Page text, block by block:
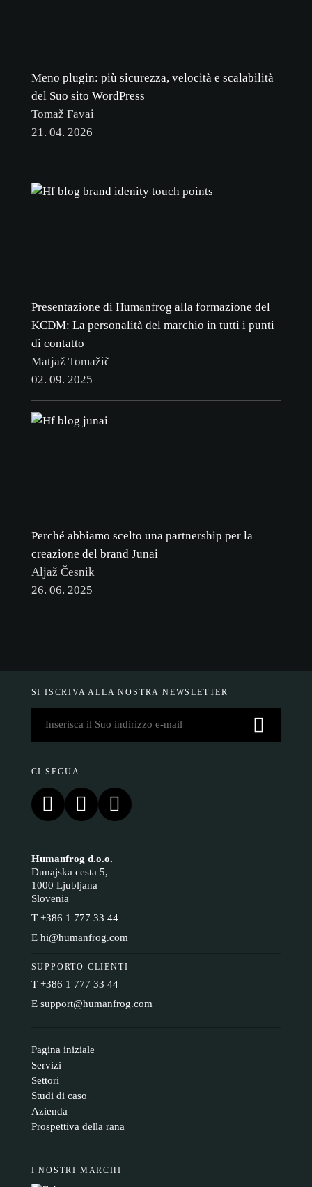
Meno plugin: più sicurezza, velocità e scalabilità
del Suo sito WordPress
Tomaž Favai
21. 04. 2026
Presentazione di Humanfrog alla formazione del
KCDM: La personalità del marchio in tutti i punti
di contatto
Matjaž Tomažič
02. 09. 2025
Perché abbiamo scelto una partnership per la
creazione del brand Junai
Aljaž Česnik
26. 06. 2025
SI ISCRIVA ALLA NOSTRA NEWSLETTER
CI SEGUA
Humanfrog d.o.o.
Dunajska cesta 5,
1000 Ljubljana
Slovenia
T +386 1 777 33 44
E hi@humanfrog.com
SUPPORTO CLIENTI
T +386 1 777 33 44
E support@humanfrog.com
Pagina iniziale
Servizi
Settori
Studi di caso
Azienda
Prospettiva della rana
I NOSTRI MARCHI